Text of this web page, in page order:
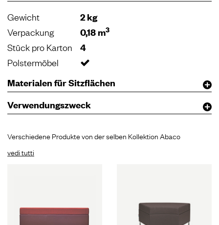
Gewicht 2 kg
Verpackung 0,18 m3
Stück pro Karton 4
Polstermöbel
Materialen für Sitzflächen
Verwendungszweck
Verschiedene Produkte von der selben Kollektion Abaco
vedi tutti